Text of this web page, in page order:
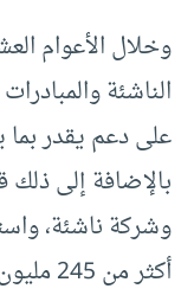
وخلال الأعوام
الناشئة
وشركة ناشئة،
أكثر من 245 مليون مستفيد